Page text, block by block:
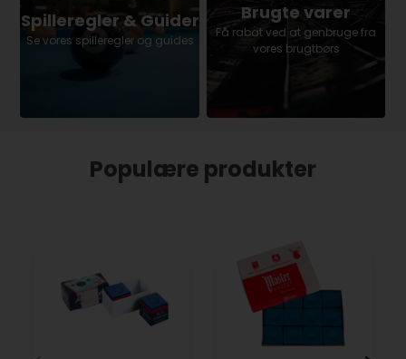
Spilleregler & Guider
Se vores spilleregler og guides
Brugte varer
Få rabat ved at genbruge fra
vores brugtbørs
Populære produkter